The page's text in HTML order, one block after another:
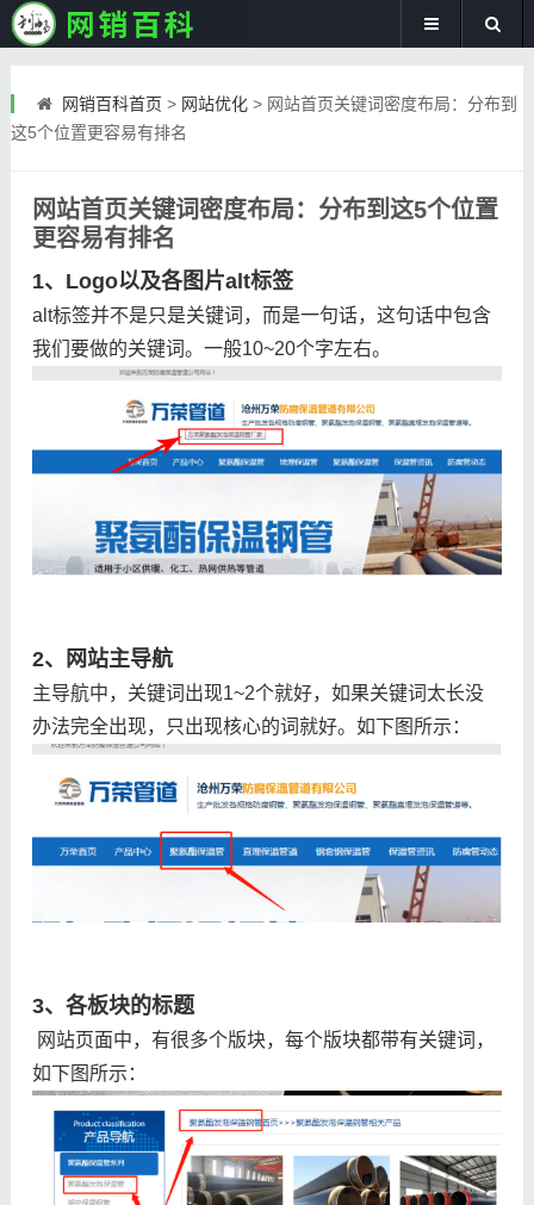
网销百科首页 > 网站优化 >网站首页关键词密度布局：分布到
这5个位置更容易有排名
网站首页关键词密度布局：分布到这5个位置
更容易有排名
1、Logo以及各图片alt标签
alt标签并不是只是关键词，而是一句话，这句话中包含
我们要做的关键词。一般10~20个字左右。
2、网站主导航
主导航中，关键词出现1~2个就好，如果关键词太长没
办法完全出现，只出现核心的词就好。如下图所示：
3、各板块的标题
网站页面中，有很多个版块，每个版块都带有关键词，
如下图所示：